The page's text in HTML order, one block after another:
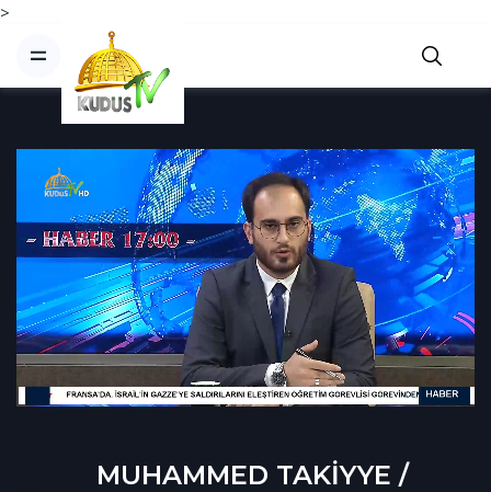
>
MUHAMMED TAKİYYE /